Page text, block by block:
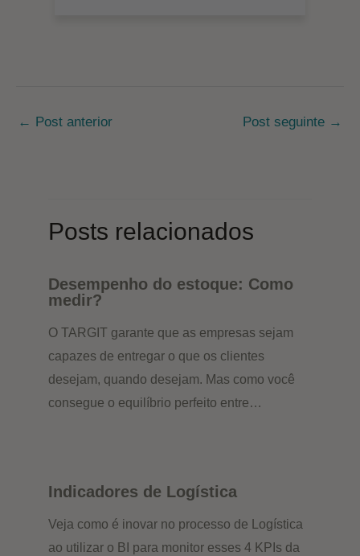
Post
← Post anterior Post seguinte →
Posts relacionados
Desempenho do estoque: Como
medir?
O TARGIT garante que as empresas sejam
capazes de entregar o que os clientes
desejam, quando desejam. Mas como você
consegue o equilíbrio perfeito entre…
Indicadores de Logística
Veja como é inovar no processo de Logística
ao utilizar o BI para monitor esses 4 KPIs da